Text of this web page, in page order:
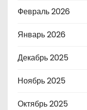
Февраль 2026
Январь 2026
Декабрь 2025
Ноябрь 2025
Октябрь 2025